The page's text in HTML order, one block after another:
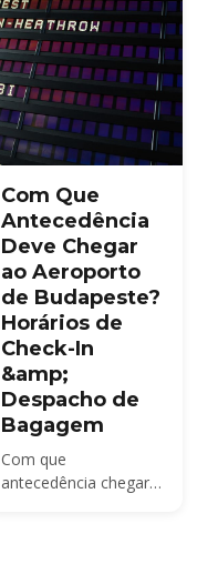
acesso Priority Pass.
Com Que
Antecedência
Deve Chegar
ao Aeroporto
de Budapeste?
Horários de
Check-In
&amp;
Despacho de
Bagagem
Com que
antecedência chegar